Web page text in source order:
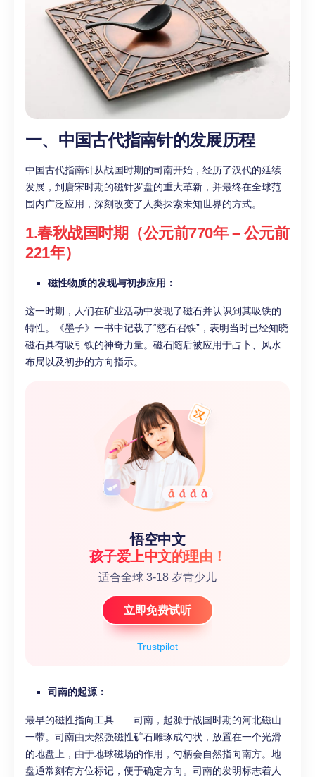
一、中国古代指南针的发展历程
中国古代指南针从战国时期的司南开始，经历了汉代的延续
发展，到唐宋时期的磁针罗盘的重大革新，并最终在全球范
围内广泛应用，深刻改变了人类探索未知世界的方式。
1.春秋战国时期（公元前770年 – 公元前
221年）
磁性物质的发现与初步应用：
这一时期，人们在矿业活动中发现了磁石并认识到其吸铁的
特性。《墨子》一书中记载了“慈石召铁”，表明当时已经知晓
磁石具有吸引铁的神奇力量。磁石随后被应用于占卜、风水
布局以及初步的方向指示。
Trustpilot
悟空中文
孩子爱上中文的理由！
适合全球 3-18 岁青少儿
立即免费试听
司南的起源：
最早的磁性指向工具——司南，起源于战国时期的河北磁山
一带。司南由天然强磁性矿石雕琢成勺状，放置在一个光滑
的地盘上，由于地球磁场的作用，勺柄会自然指向南方。地
盘通常刻有方位标记，便于确定方向。司南的发明标志着人